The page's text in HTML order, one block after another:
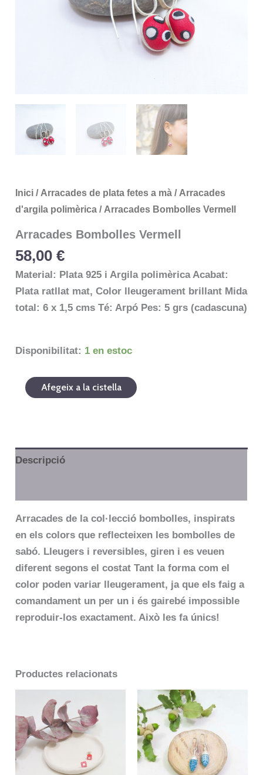
Inici / Arracades de plata fetes a mà / Arracades
d'argila polimèrica / Arracades Bombolles Vermell
Arracades Bombolles Vermell
58,00€
Material: Plata 925 i Argila polimèrica Acabat:
Plata ratllat mat, Color lleugerament brillant Mida
total: 6 x 1,5 cms Té: Arpó Pes: 5 grs (cadascuna)
Disponibilitat: 1 en estoc
Afegeix a la cistella
Descripció
Arracades de la col·lecció bombolles, inspirats
en els colors que reflecteixen les bombolles de
sabó. Lleugers i reversibles, giren i es veuen
diferent segons el costat Tant la forma com el
color poden variar lleugerament, ja que els faig a
comandament un per un i és gairebé impossible
reproduir-los exactament. Això les fa únics!
Productes relacionats